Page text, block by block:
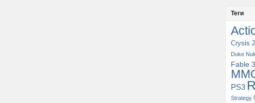
Теги
Crysis 2
Duke
Fable 3
PS3
Strategy